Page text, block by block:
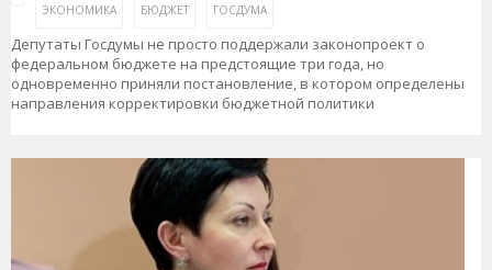
ЭКОНОМИКА БЮДЖЕТ ГОСДУМА
Депутаты Госдумы не просто поддержали законопроект о
федеральном бюджете на предстоящие три года, но
одновременно приняли постановление, в котором определены
направления корректировки бюджетной политики